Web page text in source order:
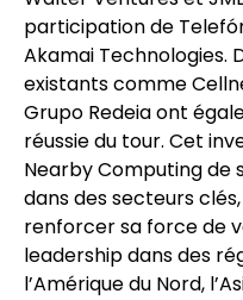
participation de
Akamai Technologies.
existants comme
Grupo Redeia ont
réussie du tour. Cet
Nearby Computing de
dans des secteurs
renforcer sa force de
leadership dans des
l’Amérique du Nord,